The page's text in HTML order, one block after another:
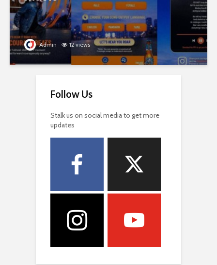
Admin 12 views
Follow Us
Stalk us on social media to get more
updates